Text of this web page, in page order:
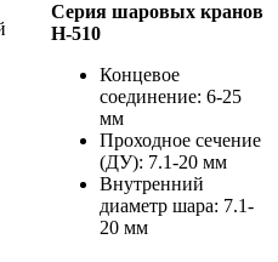
Серия шаровых кранов
H-510
Концевое
соединение: 6-25
мм
Проходное сечение
(ДУ): 7.1-20 мм
Внутренний
диаметр шара: 7.1-
20 мм